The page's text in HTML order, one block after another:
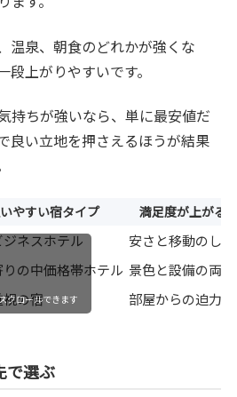
温泉、朝食のどれかが強くな
段上がりやすいです。
持ちが強いなら、単に最安値だ
良い立地を押さえるほうが結果
やすい宿タイプ 満足度が上がる
ジネスホテル
安さと移動のし
の中価格帯ホテル 景色と設備の両立
の宿 部屋からの迫力
クロールできます
で選ぶ